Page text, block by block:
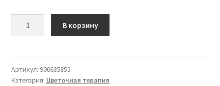
ПУСТЫНИ
AUSTR15ML
В корзину
Артикул: 900635855
Категория: Цветочная терапия